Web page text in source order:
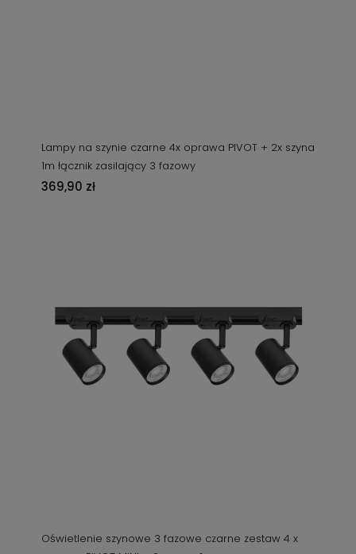
Lampy na szynie czarne 4x oprawa PIVOT + 2x szyna
1m łącznik zasilający 3 fazowy
369,90 zł
Oświetlenie szynowe 3 fazowe czarne zestaw 4 x